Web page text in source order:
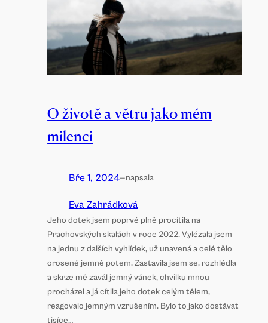
O životě a větru jako mém
milenci
Bře 1, 2024—napsala
Eva Zahrádková
Jeho dotek jsem poprvé plně procítila na
Prachovských skalách v roce 2022. Vylézala jsem
na jednu z dalších vyhlídek, už unavená a celé tělo
orosené jemně potem. Zastavila jsem se, rozhlédla
a skrze mě zavál jemný vánek, chvilku mnou
procházel a já cítila jeho dotek celým tělem,
reagovalo jemným vzrušením. Bylo to jako dostávat
tisíce…